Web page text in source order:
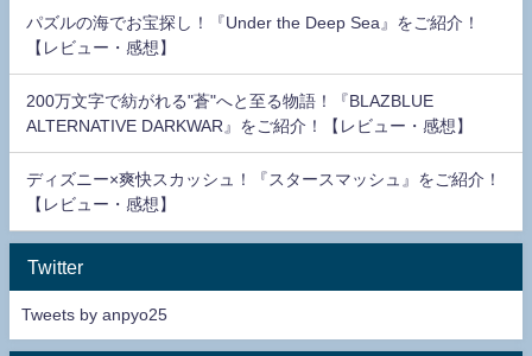
パズルの海でお宝探し！『Under the Deep Sea』をご紹介！
【レビュー・感想】
200万文字で紡がれる"蒼"へと至る物語！『BLAZBLUE
ALTERNATIVE DARKWAR』をご紹介！【レビュー・感想】
ディズニー×爽快スカッシュ！『スタースマッシュ』をご紹介！
【レビュー・感想】
Twitter
Tweets by anpyo25